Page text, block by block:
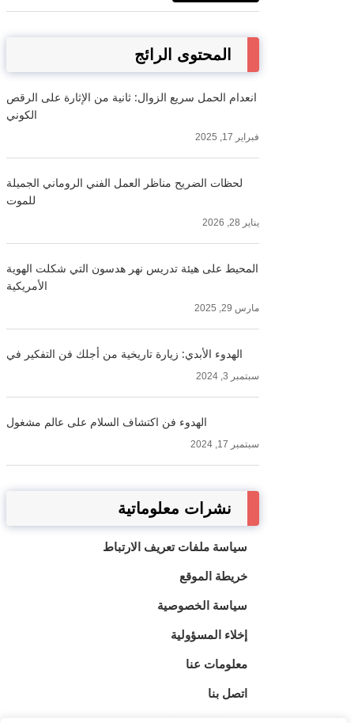
المحتوى الرائج
انعدام الحمل سريع الزوال: ثانية من الإثارة على الرقص
الكوني
فبراير 17, 2025
لحظات الضريح مناظر العمل الفني الروماني الجميلة
للموت
يناير 28, 2026
المحيط على هيئة تدريس نهر هدسون التي شكلت الهوية
الأمريكية
مارس 29, 2025
الهدوء الأبدي: زيارة تاريخية من أجلك فن التفكير في
سبتمبر 3, 2024
الهدوء فن اكتشاف السلام على عالم مشغول
سبتمبر 17, 2024
نشرات معلوماتية
سياسة ملفات تعريف الارتباط
خريطة الموقع
سياسة الخصوصية
إخلاء المسؤولية
معلومات عنا
اتصل بنا